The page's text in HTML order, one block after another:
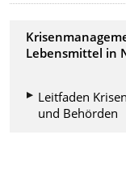
Lebensmittel in
Leitfaden
und Behörden